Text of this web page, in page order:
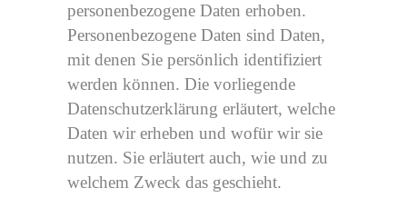
personenbezogene Daten erhoben.
Personenbezogene Daten sind Daten,
mit denen Sie persönlich identifiziert
werden können. Die vorliegende
Datenschutzerklärung erläutert, welche
Daten wir erheben und wofür wir sie
nutzen. Sie erläutert auch, wie und zu
welchem Zweck das geschieht.